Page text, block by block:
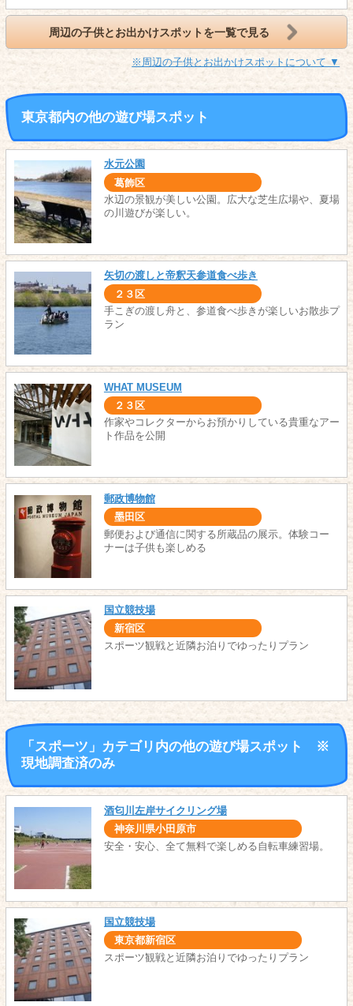
周辺の子供とお出かけスポットを一覧で見る
※周辺の子供とお出かけスポットについて ▼
東京都内の他の遊び場スポット
水元公園
葛飾区
水辺の景観が美しい公園。広大な芝生広場や、夏場
の川遊びが楽しい。
矢切の渡しと帝釈天参道食べ歩き
２３区
手こぎの渡し舟と、参道食べ歩きが楽しいお散歩プ
ラン
WHAT MUSEUM
２３区
作家やコレクターからお預かりしている貴重なアー
ト作品を公開
郵政博物館
墨田区
郵便および通信に関する所蔵品の展示。体験コー
ナーは子供も楽しめる
国立競技場
新宿区
スポーツ観戦と近隣お泊りでゆったりプラン
「スポーツ」カテゴリ内の他の遊び場スポット ※
現地調査済のみ
酒匂川左岸サイクリング場
神奈川県小田原市
安全・安心、全て無料で楽しめる自転車練習場。
国立競技場
東京都新宿区
スポーツ観戦と近隣お泊りでゆったりプラン